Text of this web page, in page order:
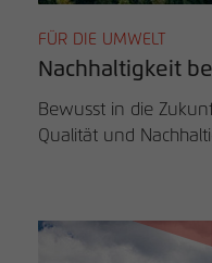
FÜR DIE UMWELT
Nachhaltigkeit
Bewusst in die
Qualität und